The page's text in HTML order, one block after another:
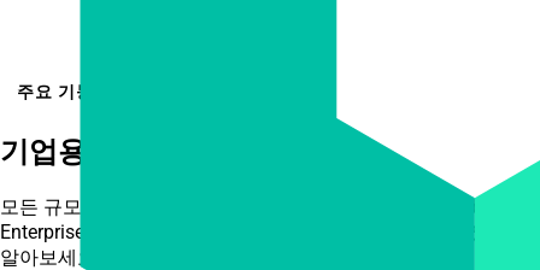
주요 기능
기업용
모든 규모의 기업을 위해 설계된 강력한 기능을 통해 Cerberus
Enterprise가 어떻게 모바일 기기를 보안하고 관리할 수 있는지
알아보세요.